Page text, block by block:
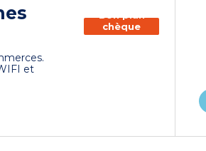
et
Bon plan
chèque
vacances